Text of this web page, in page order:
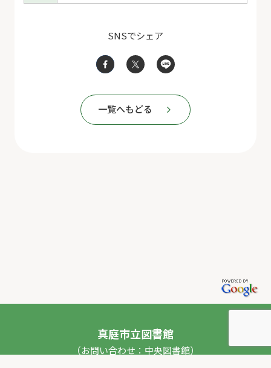
SNSでシェア
一覧へもどる
真庭市立図書館
（お問い合わせ：中央図書館）